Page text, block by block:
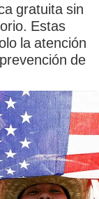
gratuita sin
Estas
la atención
de